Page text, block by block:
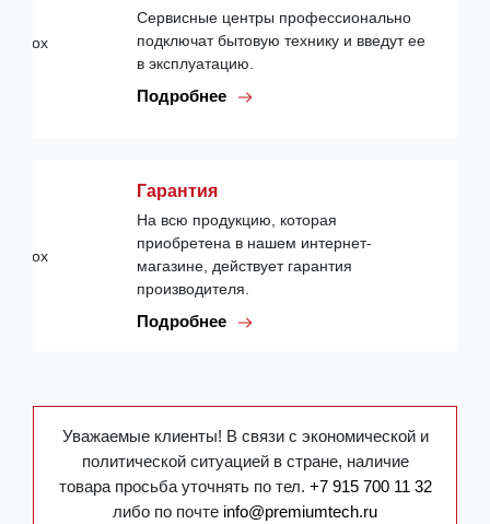
Сервисные центры профессионально
подключат бытовую технику и введут ее
в эксплуатацию.
Подробнее
Гарантия
На всю продукцию, которая
приобретена в нашем интернет-
магазине, действует гарантия
производителя.
Подробнее
Уважаемые клиенты! В связи с экономической и
политической ситуацией в стране, наличие
товара просьба уточнять по тел. +7 915 700 11 32
либо по почте info@premiumtech.ru